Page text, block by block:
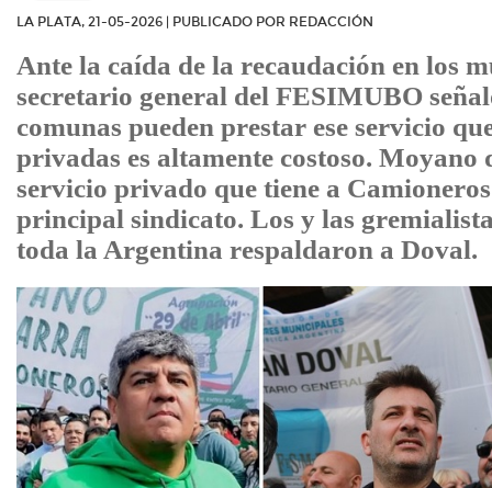
LA PLATA, 21-05-2026 | PUBLICADO POR REDACCIÓN
Ante la caída de la recaudación en los
secretario general del FESIMUBO
comunas pueden prestar ese servicio
privadas es altamente costoso. Moyano
servicio privado que tiene a
principal sindicato. Los y las
toda la Argentina respaldaron a Doval.